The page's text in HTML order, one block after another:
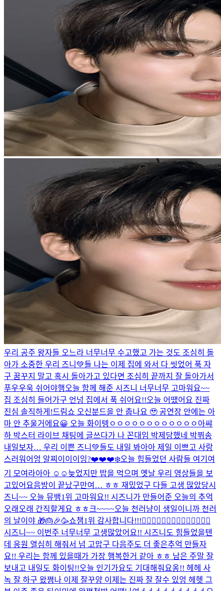
우리 공주 왕자들 오느라 너무너무 수고했고 가는 것도 조심히 돌
아가 소중한 우리 즈니💚들 나는 이제 집에 와서 다 씻었어 푹 자
구 꿈꾸지 말고 혹시 돌아가고 있다면 조심히 끝까지 잘 돌아가서
푸우우욱 쉬어야행 오늘 함께 해준 시즈니 너무너무 고마워요~~
집 조심히 들어가구 언넝 집에서 푹 쉬어요!!오늘 어땠어요 진짜
진심 솔직하게!드림쇼 오신분드을 안 춥나요 🥹 공연장 안에는 아
마 안 추울거에요😀 오늘 화이텡ㅇㅇㅇㅇㅇㅇㅇㅇㅇㅇㅇㅇ아쌰
하 박스터 라이브 채팅에 글쓰다가 나 꼰대임 박제당했네 박쮜송
내일보자… 우리 이쁜 즈니💚들도 내일 봐아아 제일 이쁘고 사랑
스러워어엉 알찌이이이잉?❤️❤️❤️❄️오늘 힘들었던 사람들 여기여
기 모여라아아 ☺️☺️늦었지만 밥을 먹으며 옛날 우리 영상들을 보
고있어요음방이 끝났구만여… ㅎㅎ 재밌었구 다들 고생 많았당시
즈니~~ 오늘 뮤뱅1위 고마워요!! 시즈니가 만들어준 오늘의 추억
오래오래 간직할게요 ㅎㅎ 크~~~~오늘 천러냥이 생일이니까 천러
의 날이야 🎁🎂🎉🥳쇼챔1위 감사합니다!!!🙂‍↕️🙂‍↕️🙂‍↕️🙂‍↕️🙂‍↕️🙂‍↕️🙂‍↕️
시즈니~~ 이번주 너무너무 고생많았어요!! 시즈니도 힘들었을텐
데 응원 열심히 해줘서 넘 고맙구 다음주도 더 좋은추억 만들자
요!! 우리는 함께 있을때가 가장 행복한거 같아 ㅎㅎ 남은 주말 잘
보내고 내일도 화이팅!!오늘 인기가요도 기대해줘요옹!! 헤헤 사
녹 잘 하구 왔쪙나 이제 잘꾸양 이제는 진짜 잘 잘수 있엉 헤헷 그